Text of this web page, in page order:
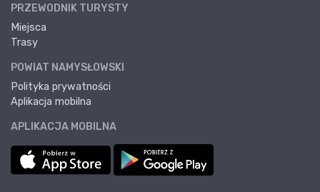
PRZEWODNIK TURYSTY
Miejsca
Trasy
POWIAT NAMYSŁOWSKI
Polityka prywatności
Aplikacja mobilna
APLIKACJA MOBILNA